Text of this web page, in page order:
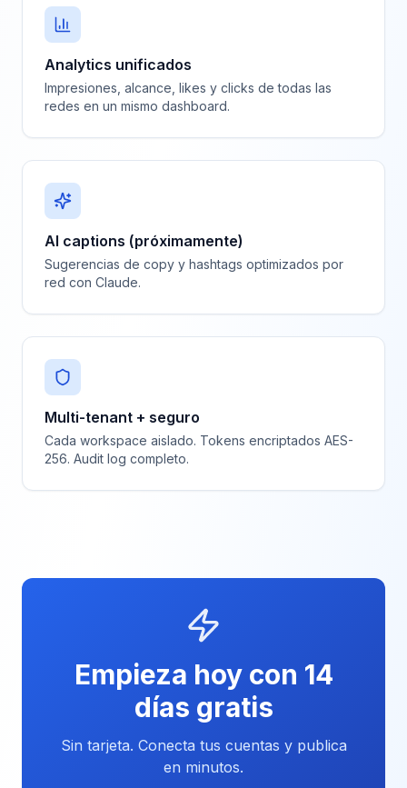
Analytics unificados
Impresiones, alcance, likes y clicks de todas las
redes en un mismo dashboard.
AI captions (próximamente)
Sugerencias de copy y hashtags optimizados por
red con Claude.
Multi-tenant + seguro
Cada workspace aislado. Tokens encriptados AES-
256. Audit log completo.
Empieza hoy con 14
días gratis
Sin tarjeta. Conecta tus cuentas y publica
en minutos.